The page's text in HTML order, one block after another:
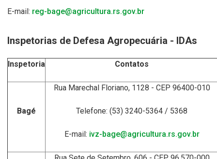
E-mail: reg-bage@agricultura.rs.gov.br
Inspetorias de Defesa Agropecuária - IDAs
Inspetoria Contatos
Bagé
Rua Marechal Floriano, 1128 - CEP 96400-010
Telefone: (53) 3240-5364 / 5368
E-mail: ivz-bage@agricultura.rs.gov.br